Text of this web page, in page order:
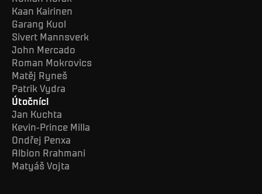
Kaan Kairinen
Garang Kuol
Sivert Mannsverk
John Mercado
Roman Mokrovics
Matěj Ryneš
Patrik Vydra
Útočníci
Jan Kuchta
Kevin-Prince Milla
Ondřej Penxa
Albion Rrahmani
Matyáš Vojta